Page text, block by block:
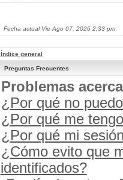
Fecha actual Vie Ago 07, 2026 2:33 pm
Índice general
Preguntas Frecuentes
Problemas
¿Por qué no
¿Por qué me
¿Por qué mi
¿Cómo evito que
identificados?